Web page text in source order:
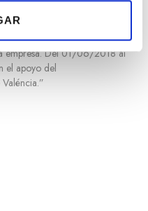
y el acceso a las
una nueva web para la mejora
empresa. Del 01/06/2018 al
el apoyo del